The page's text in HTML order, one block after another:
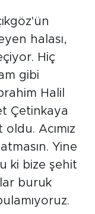
halası,
Hiç
gibi
Halil
Çetinkaya
Acımız
Yine
ki bize şehit
buruk